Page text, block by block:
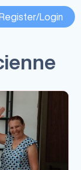
Register/Login